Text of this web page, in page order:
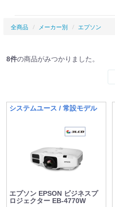
全商品 メーカー別 エプソン
8件の商品がみつかりました。
システムユース / 常設モデル
エプソン EPSON ビジネスプ
ロジェクター EB-4770W